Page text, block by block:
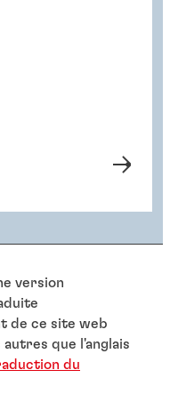
version
de ce site web
autres que l'anglais
du